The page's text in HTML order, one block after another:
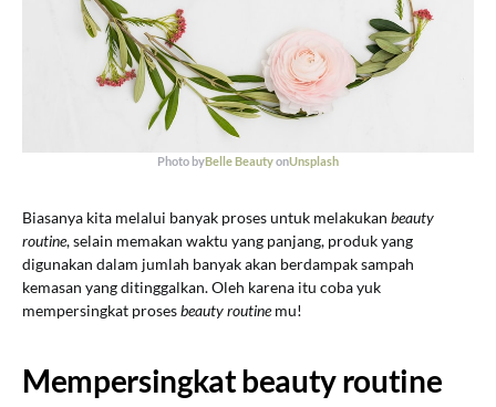
Photo byBelle BeautyonUnsplash
Biasanya kita melalui banyak proses untuk melakukan beauty
routine, selain memakan waktu yang panjang, produk yang
digunakan dalam jumlah banyak akan berdampak sampah
kemasan yang ditinggalkan. Oleh karena itu coba yuk
mempersingkat prosesbeauty routinemu!
Mempersingkat beauty routine